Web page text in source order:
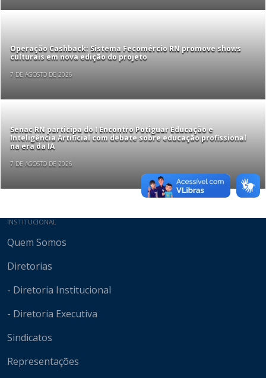
Operação Cashback: Sistema Fecomércio RN promove shows
culturais em nova edição do projeto
7 DE AGOSTO DE 2026
Senac RN participa do I Encontro Potiguar Educação e
Inteligência Artificial com debate sobre educação profissional
na era da IA
7 DE AGOSTO DE 2026
Mapa do site
INSTITUCIONAL
Quem Somos
Diretorias
- Diretoria Institucional
- Diretoria Executiva
Sindicatos
Representações